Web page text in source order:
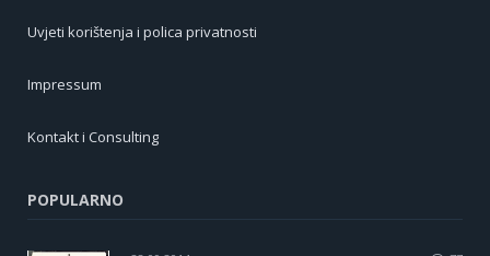
Uvjeti korištenja i polica privatnosti
Impressum
Kontakt i Consulting
POPULARNO